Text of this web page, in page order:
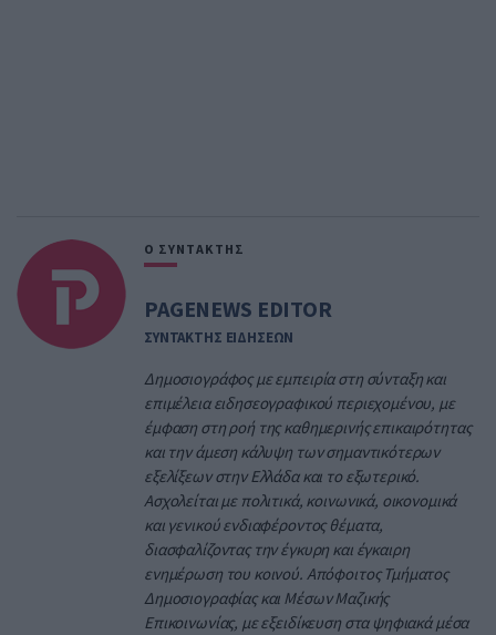
Ο ΣΥΝΤΑΚΤΗΣ
PAGENEWS EDITOR
ΣΥΝΤΑΚΤΗΣ ΕΙΔΗΣΕΩΝ
Δημοσιογράφος με εμπειρία στη σύνταξη και
επιμέλεια ειδησεογραφικού περιεχομένου, με
έμφαση στη ροή της καθημερινής επικαιρότητας
και την άμεση κάλυψη των σημαντικότερων
εξελίξεων στην Ελλάδα και το εξωτερικό.
Ασχολείται με πολιτικά, κοινωνικά, οικονομικά
και γενικού ενδιαφέροντος θέματα,
διασφαλίζοντας την έγκυρη και έγκαιρη
ενημέρωση του κοινού. Απόφοιτος Τμήματος
Δημοσιογραφίας και Μέσων Μαζικής
Επικοινωνίας, με εξειδίκευση στα ψηφιακά μέσα